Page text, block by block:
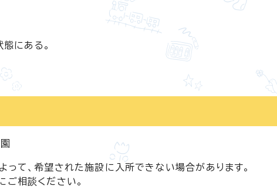
にある。
て、希望された施設に入所できない場合があります。
相談ください。